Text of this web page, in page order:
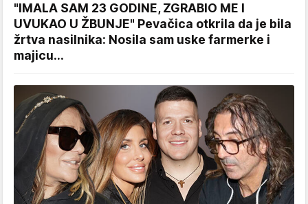
"IMALA SAM 23 GODINE, ZGRABIO ME I
UVUKAO U ŽBUNJE" Pevačica otkrila da je bila
žrtva nasilnika: Nosila sam uske farmerke i
majicu...